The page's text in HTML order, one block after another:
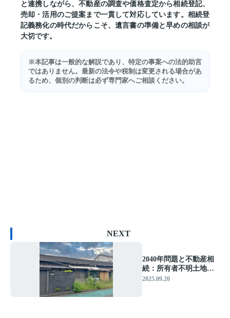
と連携しながら、不動産の調査や価格査定から相続登記、
売却・活用のご提案まで一貫して対応しています。相続登
記義務化の時代だからこそ、遺言書の準備と早めの相談が
大切です。
※本記事は一般的な解説であり、特定の事案への法的助言
ではありません。最新の法令や税制は変更される場合があ
るため、個別の判断は必ず専門家へご相談ください。
NEXT
2040年問題と不動産相
続：所有者不明土地の
拡大とその対策
2025.09.20